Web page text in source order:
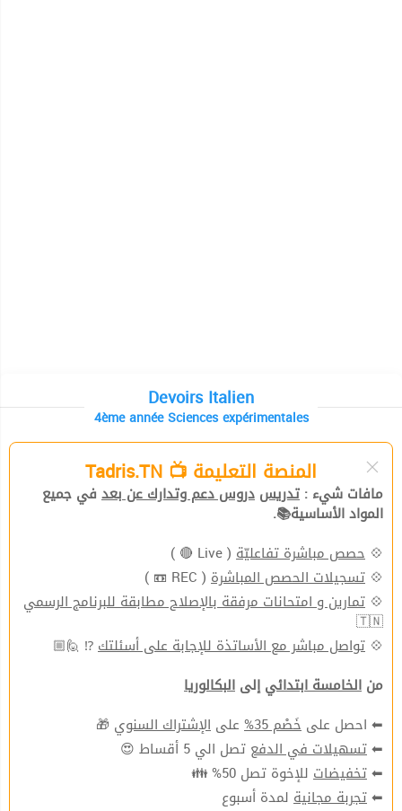
Devoirs Italien
4ème année Sciences expérimentales
المنصة التعليمة 📺 Tadris.TN
مافات شيء : تدريس دروس دعم وتدارك عن بعد في جميع
المواد الأساسية📚.
💠 حصص مباشرة تفاعليّة ( Live 🔴 )
💠 تسجيلات الحصص المباشرة ( REC 📼 )
💠 تمارين و امتحانات مرفقة بالإصلاح مطابقة للبرنامج الرسمي
🇹🇳
💠 تواصل مباشر مع الأساتذة للإجابة على أسئلتك⁉ 🙋🏼
من الخامسة ابتدائي إلى البكالوريا
⬅ احصل على خَصْم 35% على الإشتراك السنوي 🎁
⬅تسهيلات في الدفع تصل الي 5 أقساط 😍
⬅تخفيضات للإخوة تصل 50% 👪
⬅تجربة مجانية لمدة أسبوع